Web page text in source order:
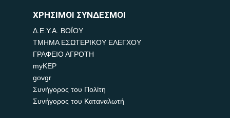
ΧΡΗΣΙΜΟΙ ΣΥΝΔΕΣΜΟΙ
Δ.Ε.Υ.Α. ΒΟΪΟΥ
ΤΜΗΜΑ ΕΣΩΤΕΡΙΚΟΥ ΕΛΕΓΧΟΥ
ΓΡΑΦΕΙΟ ΑΓΡΟΤΗ
myKEP
govgr
Συνήγορος του Πολίτη
Συνήγορος του Καταναλωτή